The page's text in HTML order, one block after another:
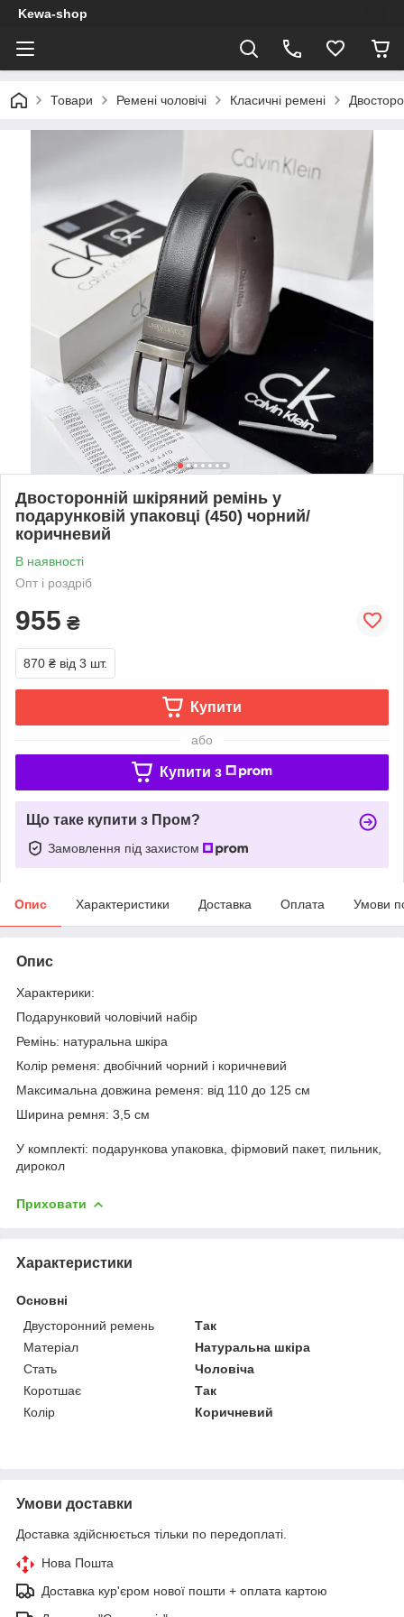
Kewa-shop
Товари Ремені чоловічі Класичні ремені
Двосторонній шкіряний ремінь у
подарунковій упаковці (450) чорний/
коричневий
В наявності
Опт і роздріб
955 ₴
870 ₴ від 3 шт.
Купити
або
Купити з
Що таке купити з Пром?
Замовлення під захистом
Опис Характеристики Доставка Оплата Умови
Опис
Характерики:
Подарунковий чоловічий набір
Ремінь: натуральна шкіра
Колір ременя: двобічний чорний і коричневий
Максимальна довжина ременя: від 110 до 125 см
Ширина ремня: 3,5 см
У комплекті: подарункова упаковка, фірмовий пакет, пильник,
дирокол
Приховати
Характеристики
Основні
Двусторонний ремень
Так
Матеріал
Натуральна шкіра
Стать
Чоловіча
Коротшає
Так
Колір
Коричневий
Умови доставки
Доставка здійснюється тільки по передоплаті.
Нова Пошта
Доставка кур'єром нової пошти + оплата картою